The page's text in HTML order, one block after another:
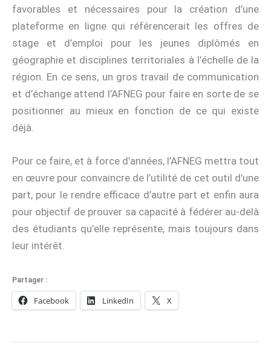
favorables et nécessaires pour la création d’une
plateforme en ligne qui référencerait les offres de
stage et d’emploi pour les jeunes diplômés en
géographie et disciplines territoriales à l’échelle de la
région. En ce sens, un gros travail de communication
et d’échange attend l’AFNEG pour faire en sorte de se
positionner au mieux en fonction de ce qui existe
déjà.
Pour ce faire, et à force d’années, l’AFNEG mettra tout
en œuvre pour convaincre de l’utilité de cet outil d’une
part, pour le rendre efficace d’autre part et enfin aura
pour objectif de prouver sa capacité à fédérer au-delà
des étudiants qu’elle représente, mais toujours dans
leur intérêt.
Partager :
Facebook LinkedIn X